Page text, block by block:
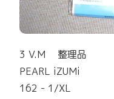
3 V.M 整理品
PEARL iZUMi
162 - 1/XL